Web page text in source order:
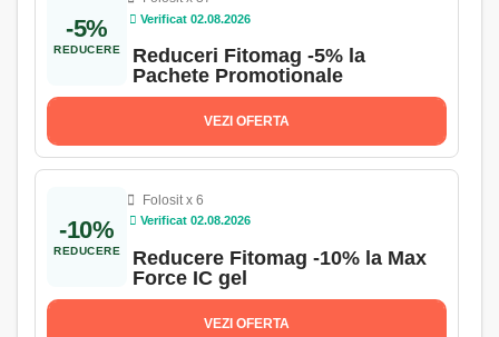
-5%
REDUCERE
Verificat 02.08.2026
Reduceri Fitomag -5% la
Pachete Promotionale
VEZI OFERTA
-10%
REDUCERE
Verificat 02.08.2026
Folosit x 6
Reducere Fitomag -10% la Max
Force IC gel
VEZI OFERTA